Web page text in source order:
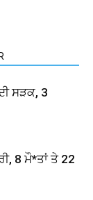
ਸੜਕ, 3
8 ਮੌ*ਤਾਂ ਤੇ 22